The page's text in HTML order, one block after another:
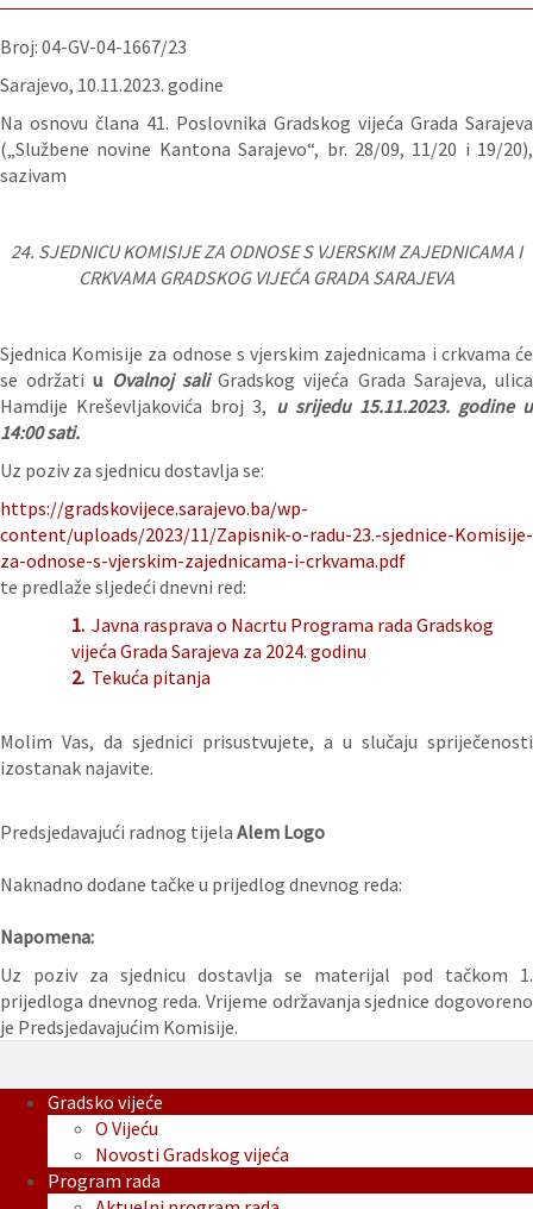
Broj: 04-GV-04-1667/23
Sarajevo, 10.11.2023. godine
Na osnovu člana 41. Poslovnika Gradskog vijeća Grada Sarajeva
(„Službene novine Kantona Sarajevo“, br. 28/09, 11/20 i 19/20),
sazivam
24. SJEDNICU KOMISIJE ZA ODNOSE S VJERSKIM ZAJEDNICAMA I
CRKVAMA GRADSKOG VIJEĆA GRADA SARAJEVA
Sjednica Komisije za odnose s vjerskim zajednicama i crkvama će
se održatiu Ovalnoj saliGradskog vijeća Grada Sarajeva, ulica
Hamdije Kreševljakovića broj 3, u srijedu 15.11.2023. godine u
14:00 sati.
Uz poziv za sjednicu dostavlja se:
https://gradskovijece.sarajevo.ba/wp-
content/uploads/2023/11/Zapisnik-o-radu-23.-sjednice-Komisije-
za-odnose-s-vjerskim-zajednicama-i-crkvama.pdf
te predlaže sljedeći dnevni red:
1. Javna rasprava o Nacrtu Programa rada Gradskog
vijeća Grada Sarajeva za 2024. godinu
2. Tekuća pitanja
Molim Vas, da sjednici prisustvujete, a u slučaju spriječenosti
izostanak najavite.
Predsjedavajući radnog tijela Alem Logo
Naknadno dodane tačke u prijedlog dnevnog reda:
Napomena:
Uz poziv za sjednicu dostavlja se materijal pod tačkom 1.
prijedloga dnevnog reda. Vrijeme održavanja sjednice dogovoreno
je Predsjedavajućim Komisije.
Gradsko vijeće
O Vijeću
Novosti Gradskog vijeća
Program rada